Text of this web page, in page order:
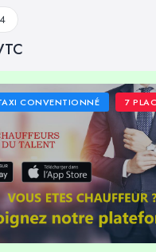
CONVENTIONNÉ 7